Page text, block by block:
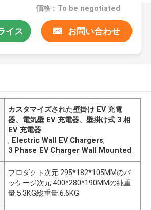
価格：To be negotiated
イス お問い合わせ
カスタマイズされた壁掛け EV 充電
器、電気壁 EV 充電器、壁掛け式 3 相
EV 充電器
, Electric Wall EV Chargers,
3 Phase EV Charger Wall Mounted
プロダクト次元:295*182*105MMのパ
ッケージ次元:400*280*190MMの純重
量:5.3KG総重量:6.6KG